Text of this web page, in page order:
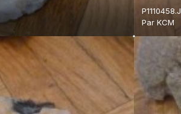
Par KCM